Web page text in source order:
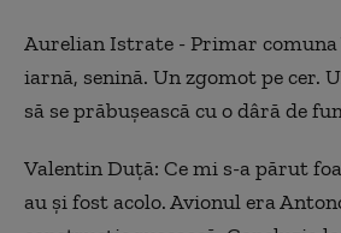
Aurelian Istrate - Primar comuna
iarnă, senină. Un zgomot pe cer.
să se prăbușească cu o dâră de
Valentin Duță: Ce mi s-a părut
au și fost acolo. Avionul era